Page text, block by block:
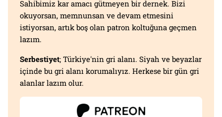
Sahibimiz kar amacı gütmeyen bir dernek. Bizi
okuyorsan, memnunsan ve devam etmesini
istiyorsan, artık boş olan patron koltuğuna geçmen
lazım.
Serbestiyet; Türkiye'nin gri alanı. Siyah ve beyazlar
içinde bu gri alanı korumalıyız. Herkese bir gün gri
alanlar lazım olur.